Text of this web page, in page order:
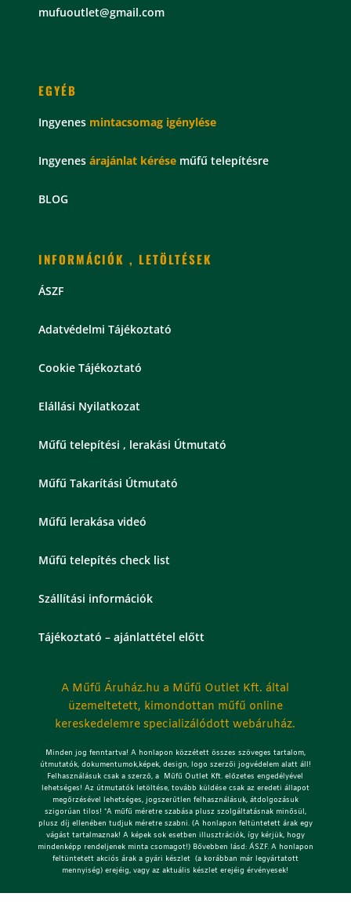
mufuoutlet@gmail.com
EGYÉB
Ingyenes mintacsomag igénylése
Ingyenes árajánlat kérése műfű telepítésre
BLOG
INFORMÁCIÓK , LETÖLTÉSEK
ÁSZF
Adatvédelmi Tájékoztató
Cookie Tájékoztató
Elállási Nyilatkozat
Műfű telepítési , lerakási Útmutató
Műfű Takarítási Útmutató
Műfű lerakása videó
Műfű telepítés check list
Szállítási információk
Tájékoztató – ajánlattétel előtt
A Műfű Áruház.hu a Műfű Outlet Kft. által
üzemeltetett, kimondottan műfű online
kereskedelemre specializálódott webáruház.
Minden jog fenntartva! A honlapon közzétett összes szöveges tartalom,
útmutatók, dokumentumok,képek, design, logo szerzői jogvédelem alatt áll!
Felhasználásuk csak a szerző, a Műfű Outlet Kft. előzetes engedélyével
lehetséges! Az útmutatók letöltése, tovább küldése csak az eredeti állapot
megőrzésével lehetséges, jogszerűtlen felhasználásuk, átdolgozásuk
szigorúan tilos! *A műfű méretre szabása plusz szolgáltatásnak minősül,
plusz díj ellenében tudjuk méretre szabni. (A honlapon feltüntetett árak egy
vágást tartalmaznak! A képek sok esetben illusztrációk, így kérjük, hogy
mindenképp rendeljenek minta csomagot!) Bővebben lásd: ÁSZF. A honlapon
feltüntetett akciós árak a gyári készlet (a korábban már legyártatott
mennyiség) erejéig, vagy az aktuális készlet erejéig érvényesek!